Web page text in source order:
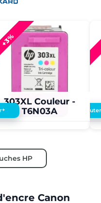
+3%
303XL Couleur -
T6N03A
3,60 €3,50 €
+
HP
Canon